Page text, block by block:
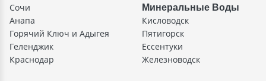
Сочи
Анапа
Горячий Ключ и Адыгея
Геленджик
Краснодар
Минеральные Воды
Кисловодск
Пятигорск
Ессентуки
Железноводск